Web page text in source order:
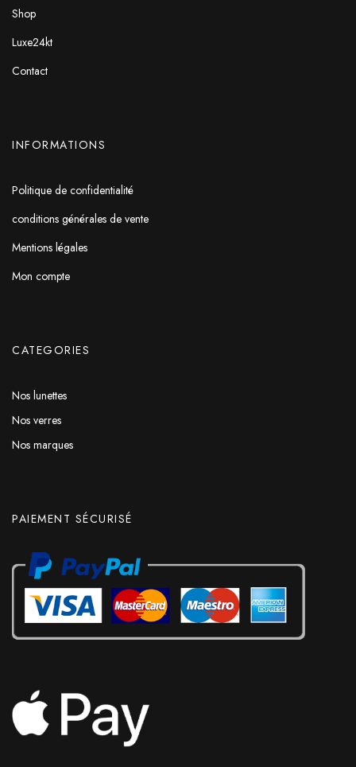
Shop
Luxe24kt
Contact
INFORMATIONS
Politique de confidentialité
conditions générales de vente
Mentions légales
Mon compte
CATEGORIES
Nos lunettes
Nos verres
Nos marques
PAIEMENT SÉCURISÉ